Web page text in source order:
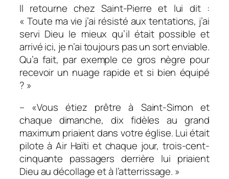
Il retourne chez Saint-Pierre et lui dit :
« Toute ma vie j’ai résisté aux tentations, j’ai
servi Dieu le mieux qu’il était possible et
arrivé ici, je n’ai toujours pas un sort enviable.
Qu’a fait, par exemple ce gros nègre pour
recevoir un nuage rapide et si bien équipé
? »
– «Vous étiez prêtre à Saint-Simon et
chaque dimanche, dix fidèles au grand
maximum priaient dans votre église. Lui était
pilote à Air Haïti et chaque jour, trois-cent-
cinquante passagers derrière lui priaient
Dieu au décollage et à l’atterrissage. »